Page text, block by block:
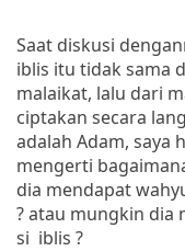
Saat diskusi
iblis itu tidak sama
malaikat, lalu dari
ciptakan secara
adalah Adam, saya
mengerti
dia mendapat
? atau mungkin dia
si iblis ?